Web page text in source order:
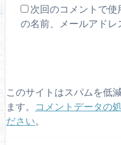
次回のコメントで
の名前、メールアドレ
このサイトはスパムを低
ます。
コメントデータの
ださい。